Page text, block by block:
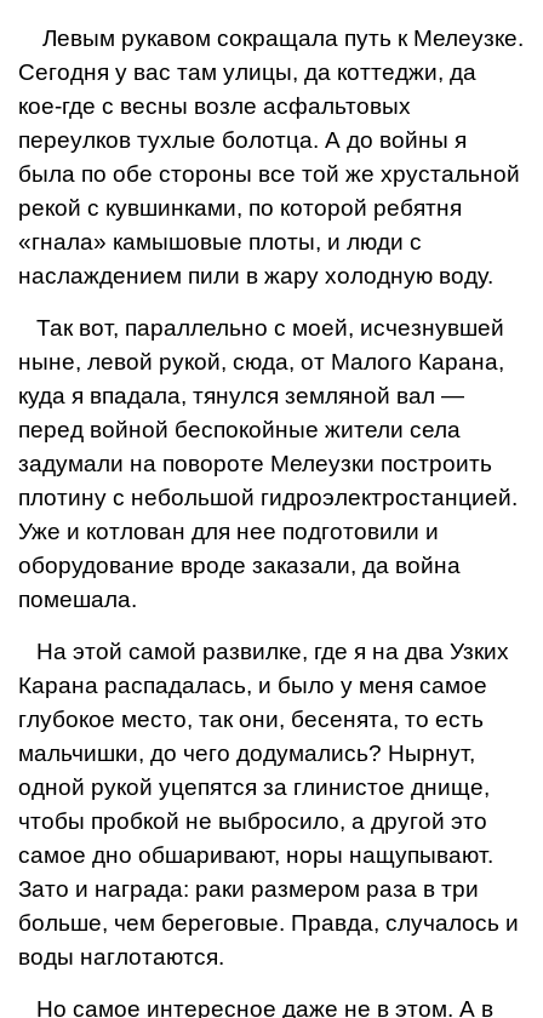
Левым рукавом сокращала путь к Мелеузке.
Сегодня у вас там улицы, да коттеджи, да
кое-где с весны возле асфальтовых
переулков тухлые бо­лотца. А до войны я
была по обе стороны все той же хрустальной
рекой с кувшинками, по которой ребятня
«гнала» камышовые плоты, и люди с
наслаждением пили в жару холод­ную воду.
Так вот, параллельно с моей, исчезнувшей
ныне, левой рукой, сюда, от Малого Карана,
куда я впадала, тянулся земляной вал —
перед во­йной беспокойные жители села
задумали на повороте Мелеузки пос­троить
плотину с небольшой гидро­электростанцией.
Уже и котлован для нее подготовили и
оборудова­ние вроде заказали, да война
поме­шала.
На этой самой развилке, где я на два Узких
Карана распадалась, и было у меня самое
глубокое место, так они, бесенята, то есть
мальчиш­ки, до чего додумались? Нырнут,
одной рукой уцепятся за глинистое днище,
чтобы пробкой не выброси­ло, а другой это
самое дно обшаривают, норы нащупывают.
Зато и на­града: раки размером раза в три
больше, чем береговые. Правда, случалось и
воды наглотаются.
Но самое интересное даже не в этом. А в